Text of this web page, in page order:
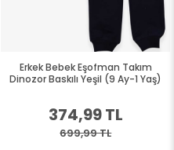
Erkek Bebek Eşofman Takım
Dinozor Baskılı Yeşil (9 Ay-1 Yaş)
374,99 TL
699,99 TL